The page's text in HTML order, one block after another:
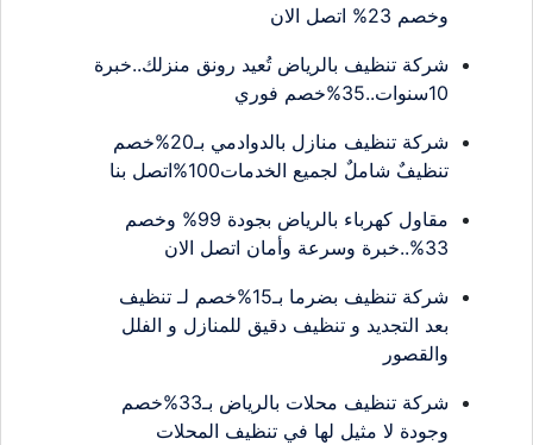
وخصم 23% اتصل الان
شركة تنظيف بالرياض تُعيد رونق منزلك..خبرة
10سنوات..35%خصم فوري
شركة تنظيف منازل بالدوادمي بـ20%خصم
تنظيفٌ شاملٌ لجميع الخدمات100%اتصل بنا
مقاول كهرباء بالرياض بجودة 99% وخصم
33%..خبرة وسرعة وأمان اتصل الان
شركة تنظيف بضرما بـ15%خصم لـ تنظيف
بعد التجديد و تنظيف دقيق للمنازل و الفلل
والقصور
شركة تنظيف محلات بالرياض بـ33%خصم
وجودة لا مثيل لها في تنظيف المحلات